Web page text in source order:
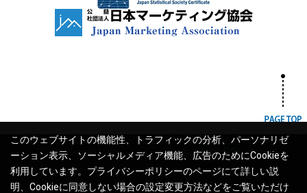
このウェブサイトの機能性、トラフィックの分析、パーソナリゼ
ーション表示、ソーシャルメディア機能、広告のためにCookieを
利用しています。プライバシーポリシーのページにて詳しい説
明、Cookieに同意しない場合の設定変更方法などをご覧いただけ
プライバシーポリシー 個人情報の取扱いについて
サイトポリシー サイトマップ